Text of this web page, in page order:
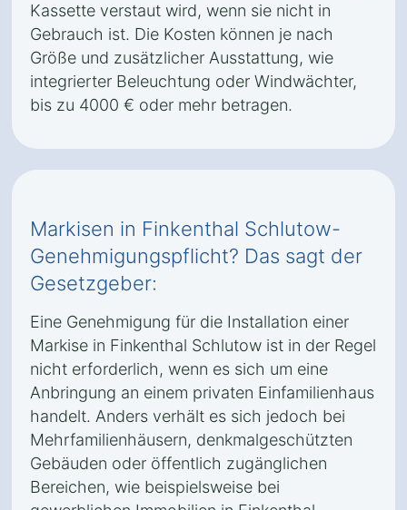
Kassette verstaut wird, wenn sie nicht in
Gebrauch ist. Die Kosten können je nach
Größe und zusätzlicher Ausstattung, wie
integrierter Beleuchtung oder Windwächter,
bis zu 4000 € oder mehr betragen.
Markisen in Finkenthal Schlutow-
Genehmigungspflicht? Das sagt der
Gesetzgeber:
Eine Genehmigung für die Installation einer
Markise in Finkenthal Schlutow ist in der Regel
nicht erforderlich, wenn es sich um eine
Anbringung an einem privaten Einfamilienhaus
handelt. Anders verhält es sich jedoch bei
Mehrfamilienhäusern, denkmalgeschützten
Gebäuden oder öffentlich zugänglichen
Bereichen, wie beispielsweise bei